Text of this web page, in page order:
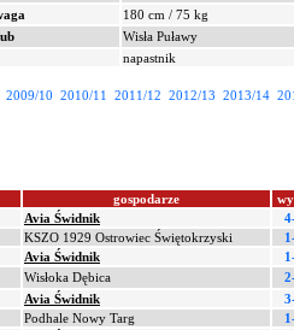
180 cm / 75 kg
Wisła Puławy
napastnik
2009/10 2010/11 2011/12 2012/13 2013/14
gospodarze
Avia Świdnik
KSZO 1929 Ostrowiec Świętokrzyski
Avia Świdnik
Wisłoka Dębica
Avia Świdnik
Podhale Nowy Targ